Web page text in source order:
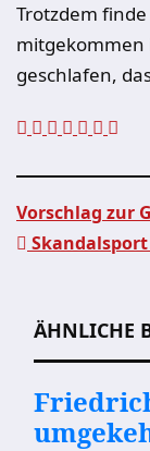
Trotzdem
mitgekommen
geschlafen,
Vorschlag zur
ÄHNLICHE